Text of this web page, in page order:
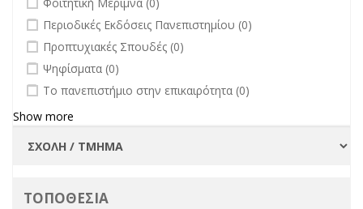
Φοιτητική Μέριμνα (0)
undefined
Περιοδικές Εκδόσεις Πανεπιστημίου (0)
undefined
Προπτυχιακές Σπουδές (0)
undefined
Ψηφίσματα (0)
undefined
Το πανεπιστήμιο στην επικαιρότητα (0)
Show more
ΤΟΠΟΘΕΣΙΑ